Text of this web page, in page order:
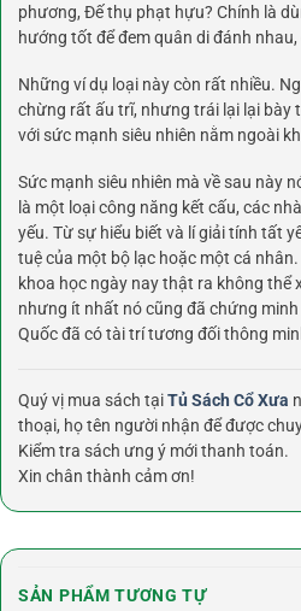
phương, Đế thụ phạt hựu? Chính là
hướng tốt để đem quân di đánh
Những ví dụ loại này còn rất nhiều.
chừng rất ấu trĩ, nhưng trái lại lại bày
với sức mạnh siêu nhiên nằm ngoài
Sức mạnh siêu nhiên mà về sau này
là một loại công năng kết cấu, các
yếu. Từ sự hiểu biết và lí giải tính tất
tuệ của một bộ lạc hoặc một cá
khoa học ngày nay thật ra không thể
nhưng ít nhất nó cũng đã chứng
Quốc đã có tài trí tương đối thông
Quý vị mua sách tạiTủ Sách Cổ Xưa
thoại, họ tên người nhận để được
Kiểm tra sách ưng ý mới thanh toán.
Xin chân thành cảm ơn!
SẢN PHẨM TƯƠNG TỰ